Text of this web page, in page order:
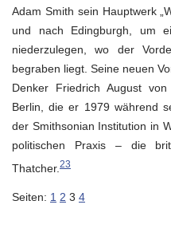
Adam Smith sein Hauptwerk
und nach Edingburgh, um
niederzulegen, wo der
begraben liegt. Seine neuen
Denker Friedrich August
Berlin, die er 1979 während
der Smithsonian Institution in
politischen Praxis – die
Thatcher. 23
Seiten: 1 2 3 4